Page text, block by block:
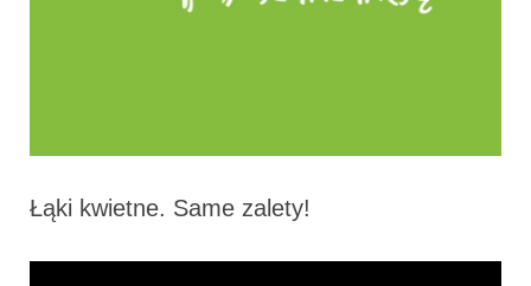
Łąki kwietne. Same zalety!